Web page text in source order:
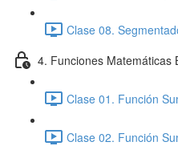
Clase 08.
4. Funciones Matemáticas
Clase 01. Función
Clase 02. Función